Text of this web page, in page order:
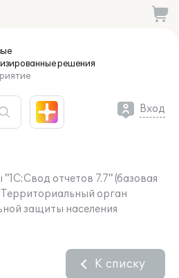
решения
Вход
отчетов 7.7" (базовая
орган
защиты населения
К списку